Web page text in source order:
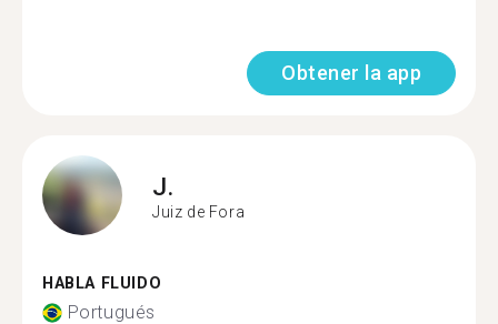
Obtener la app
J.
Juiz de Fora
HABLA FLUIDO
Portugués